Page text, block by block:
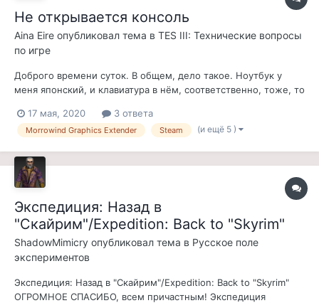
Не открывается консоль
Aina Eire опубликовал тема в TES III: Технические вопросы
по игре
Доброго времени суток. В общем, дело такое. Ноутбук у
меня японский, и клавиатура в нём, соответственно, тоже, то
тильды, а есть кнопка смены регистра иероглифов, которую
Morrowind никак не хочет распознавать как тильду (сама
17 мая, 2020 3 ответа
Morrowind Graphics Extender Steam (и ещё 5 )
Экспедиция: Назад в
"Скайрим"/Expedition: Back to "Skyrim"
ShadowMimicry опубликовал тема в Русское поле
экспериментов
Экспедиция: Назад в "Скайрим"/Expedition: Back to "Skyrim"
ОГРОМНОЕ СПАСИБО, всем причастным! Экспедиция